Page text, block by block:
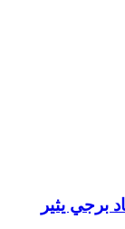
برجي يثير